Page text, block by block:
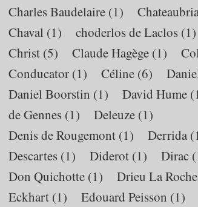
Charles Baudelaire (1)
Chaval (1) choderlos de Laclos (1)
Christ (5) Claude Hagège (1)
Conducator (1) Céline (6)
Daniel Boorstin (1) David Hume
de Gennes (1) Deleuze (1)
Denis de Rougemont (1) Derrida
Descartes (1) Diderot (1) Dirac
Don Quichotte (1) Drieu La
Eckhart (1) Edouard Peisson (1)